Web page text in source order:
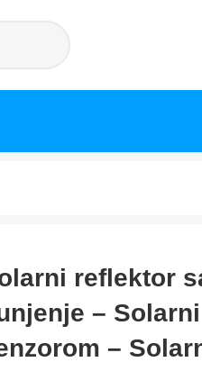
reflektor
–
–